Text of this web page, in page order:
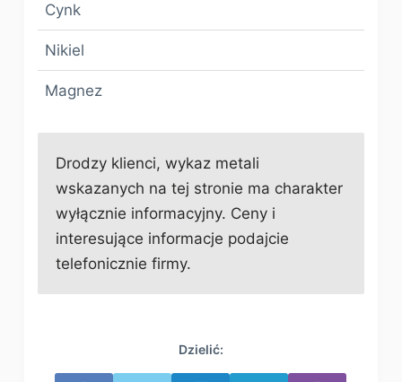
Cynk
Nikiel
Magnez
Drodzy klienci, wykaz metali
wskazanych na tej stronie ma charakter
wyłącznie informacyjny. Ceny i
interesujące informacje podajcie
telefonicznie firmy.
Dzielić: